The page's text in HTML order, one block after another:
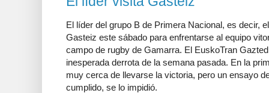
El líder del grupo B de Primera Nacional, es decir,
Gasteiz este sábado para enfrentarse al equipo
campo de rugby de Gamarra. El EuskoTran
inesperada derrota de la semana pasada. En la
muy cerca de llevarse la victoria, pero un ensayo
cumplido, se lo impidió.